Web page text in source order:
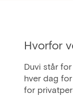
Hvorfor
Duvi står
hver dag
for